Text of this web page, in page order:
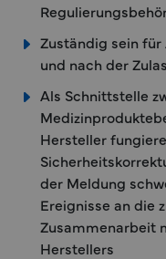
Zuständig sein
und nach der
Als Schnittstelle
Hersteller
der Meldung
Ereignisse an die
Zusammenarbeit
Herstellers